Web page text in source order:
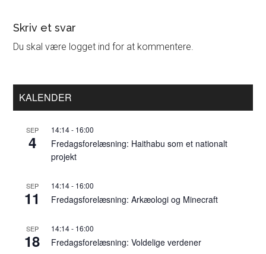
Læserinteraktioner
Skriv et svar
Du skal være logget ind for at kommentere.
Primær
Sidebar
KALENDER
SEP
4
14:14- 16:00
Fredagsforelæsning: Haithabu som et nationalt
projekt
SEP
11
14:14- 16:00
Fredagsforelæsning: Arkæologi og Minecraft
SEP
18
14:14- 16:00
Fredagsforelæsning: Voldelige verdener